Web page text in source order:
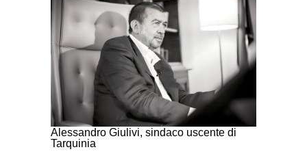
Alessandro Giulivi, sindaco uscente di
Tarquinia